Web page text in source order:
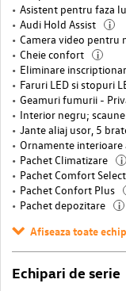
Asistent pentru faza
Audi Hold Assist
i
Camera video pentru
Cheie confort i
Eliminare
Faruri LED si stopuri
Geamuri fumurii -
Interior negru;
Jante aliaj usor, 5
Ornamente
Pachet Climatizare
i
Pachet Comfort
Pachet Confort Plus
Pachet depozitare i
Afiseaza toate
Echipari de serie